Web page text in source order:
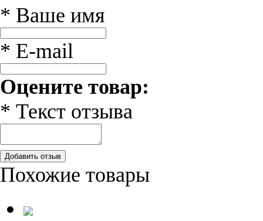
* Ваше имя
* E-mail
Оцените товар:
* Текст отзыва
Добавить отзыв
Похожие товары